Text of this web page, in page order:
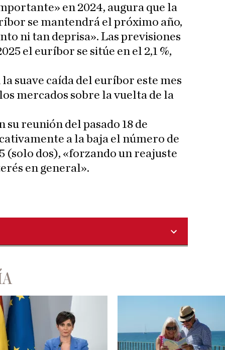
en 2024, augura que la
se mantendrá el próximo año,
ni tan deprisa». Las previsiones
el euríbor se sitúe en el 2,1 %,
suave caída del euríbor este mes
mercados sobre la vuelta de la
su reunión del pasado 18 de
a la baja el número de
(solo dos), «forzando un reajuste
en general».